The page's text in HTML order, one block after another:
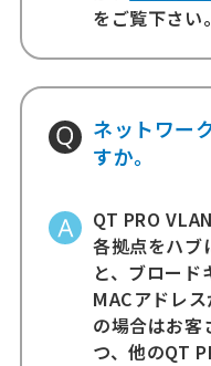
をご覧下さい。
ネットワー
すか。
QT PRO
各拠点をハブ
と、ブロー
MACアドレ
の場合はお客
つ、他のQT